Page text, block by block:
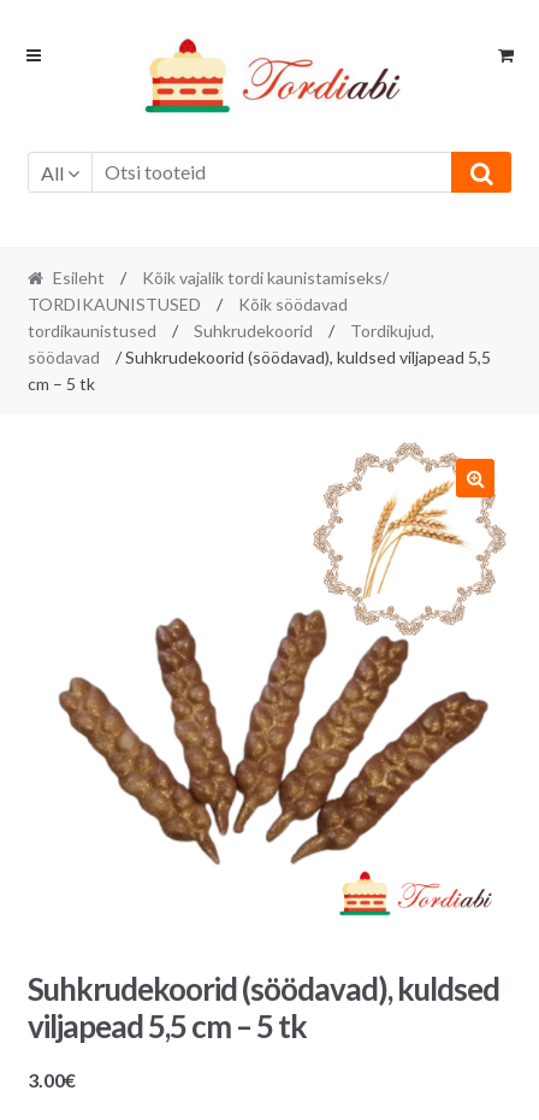
Skip
Skip
All
Esileht /
Kõik vajalik tordi kaunistamiseks/
TORDIKAUNISTUSED
/
Kõik söödavad
tordikaunistused
/ Suhkrudekoorid /
Tordikujud,
söödavad
/ Suhkrudekoorid (söödavad), kuldsed viljapead 5,5
cm – 5 tk
Suhkrudekoorid (söödavad), kuldsed
viljapead 5,5 cm – 5 tk
3.00€